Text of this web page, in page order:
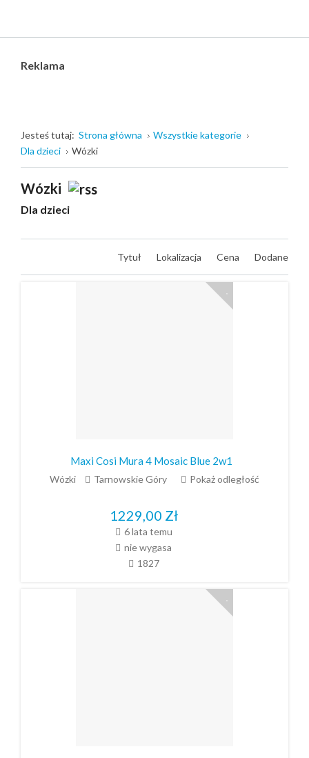
Reklama
Jesteś tutaj: Strona główna
Wszystkie kategorie
Dla dzieci
Wózki
Wózki
Dla dzieci
Tytuł Lokalizacja Cena Dodane
Maxi Cosi Mura 4 Mosaic Blue 2w1
Wózki Tarnowskie Góry Pokaż odległość
1229,00 Zł
6 lata temu
nie wygasa
1827